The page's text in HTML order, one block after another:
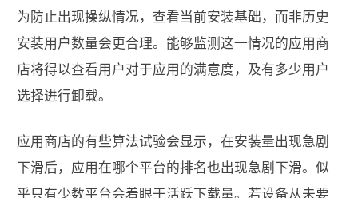
为防止出现操纵情况，查看当前安装基础，而非历史
安装用户数量会更合理。能够监测这一情况的应用商
店将得以查看用户对于应用的满意度，及有多少用户
选择进行卸载。
应用商店的有些算法试验会显示，在安装量出现急剧
下滑后，应用在哪个平台的排名也出现急剧下滑。似
乎只有少数平台会着眼于活跃下载量。若设备从未要